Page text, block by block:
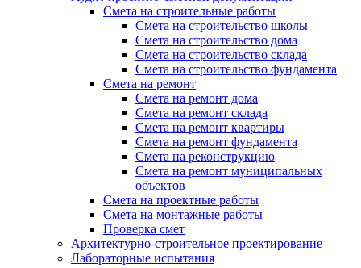
Смета на строительные работы
Смета на строительство школы
Смета на строительство дома
Смета на строительство склада
Смета на строительство фундамента
Смета на ремонт
Смета на ремонт дома
Смета на ремонт склада
Смета на ремонт квартиры
Смета на ремонт фундамента
Смета на реконструкцию
Смета на ремонт муниципальных
объектов
Смета на проектные работы
Смета на монтажные работы
Проверка смет
Архитектурно-строительное проектирование
Лабораторные испытания